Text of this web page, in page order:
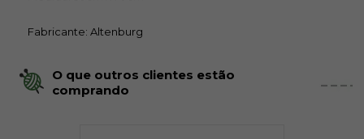
Fabricante: Altenburg
O que outros clientes estão
comprando